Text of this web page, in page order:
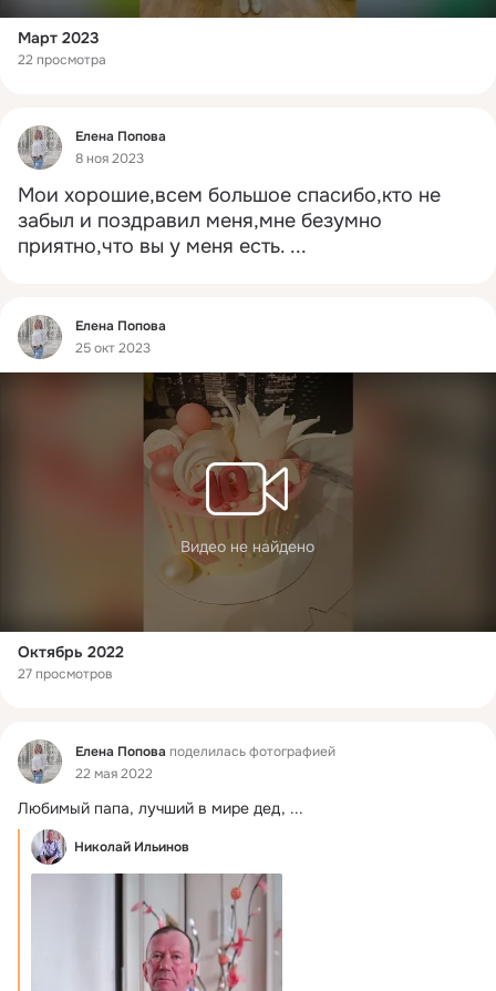
Март 2023
22 просмотра
Фид
Елена Попова
8 ноя 2023
Мои хорошие,всем большое спасибо,кто не
забыл и поздравил меня,мне безумно
приятно,что вы у меня есть. ...
Фид
Елена Попова
25 окт 2023
Видео не найдено
Октябрь 2022
27 просмотров
Фид Елена Попова поделилась фотографией
22 мая 2022
Любимый папа, лучший в мире дед, ...
Николай Ильинов